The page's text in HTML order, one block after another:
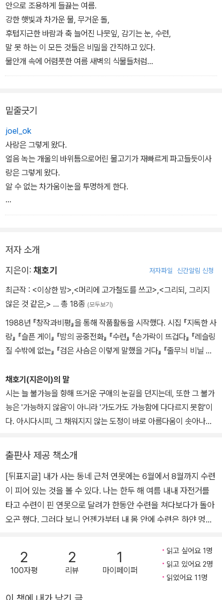
안으로 조용하게 들끓는 여름.
강한 햇빛과 차가운 물, 무거운 돌,
후텁지근한 바람과 축 늘어진 나뭇잎, 감기는 눈, 수련,
말 못 하는 이 모든 것들은 비밀을 간직하고 있다.
물안개 속에 어렴풋한 여름 새벽의 식물들처럼
말이 되지 못한 것들이 뒤엉켜 있는 잡목 숲.
비밀은 깊다. 말없는 시간의 더딘 지루함과 기다리는 시간의 조급함
처럼.
팔 하나를 집어넣어도 잡을 수 없는 깊이.
몸 전체를 빠뜨려도 섞일 수 없는 깊이.
('수련의 비밀 2' 전문)
밑줄긋기
joel_ok
사랑은 그렇게 왔다.
얼음 녹는 개울의 바위틈으로어린 물고기가 재빠르게 파고들듯이사
랑은 그렇게 왔다.
알 수 없는 차가움이눈을 투명하게 한다.
사랑은 그렇게 왔다.
저자 소개
지은이: 채호기 저자파일 신간알림 신청
최근작 : <이상한 밤>,<머리에 고가철도를 쓰고>,<그리되, 그리지
않은 것 같은,> … 총 18종 (모두보기)
1988년 『창작과비평』을 통해 작품활동을 시작했다. 시집 『지독한 사
랑』 『슬픈 게이』 『밤의 공중전화』 『수련』 『손가락이 뜨겁다』 『레슬링
질 수밖에 없는』 『검은 사슴은 이렇게 말했을 거다』 『줄무늬 비닐 커
않은 것 같은,』 『주고, 받다』(공저)가 있다. 김수영문학상, 현대시작
품상을 수상했다.
채호기(지은이)의 말
시는 늘 불가능을 향해 뜨거운 구애의 눈길을 던지는데, 또한 그 불가
능은 '가능하지 않음'이 아니라 '가도가도 가능함에 다다르지 못함'이
다. 아시다시피, 그 채워지지 않는 도정이 바로 아름다움이 솟아나오
있기를 나는 바랐다. 아아, 언제까지 열정이 허물을 덮을 수 있을 것인
가.
출판사 제공 책소개
[뒤표지글] 내가 사는 동네 근처 연못에는 6월에서 8월까지 수련
이 피어 있는 것을 볼 수 있다. 나는 한두 해 여름 내내 자전거를
타고 수련이 핀 연못으로 달려가 한동안 수련을 쳐다보다가 돌아
오곤 했다. 그러다 보니 언젠가부터 내 몸 안에 수련은 하얀 멍처
수련을 시로 표현하지 않을 수 없었다. 수련(睡蓮)은 그 이름을
봐도 알 수 있듯이, 빛이 없는 밤에는 꽃잎을 닫고 자다가 낮에 빛
이 있을 때 깨어나 꽃잎을 여는 꽃이다. 또한 뿌리와 줄기는 물속
에 둔 채 타원형의 녹색 잎과 둥글고 여러 잎으로 된 흰(혹은 붉
2
100자평
2
리뷰
1
마이페이퍼
읽고 싶어요 1명
읽고 있어요 2명
읽었어요 11명